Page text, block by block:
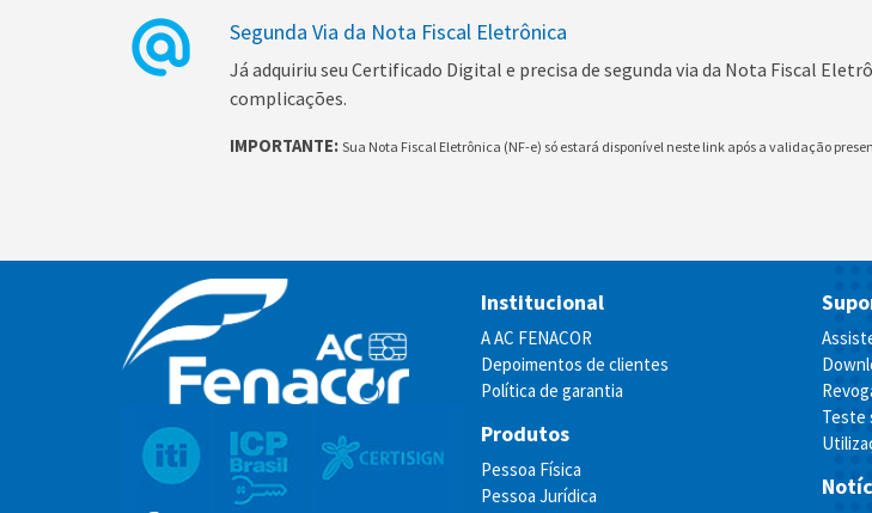
Segunda Via da Nota Fiscal Eletrônica
Já adquiriu seu Certificado Digital e precisa de segunda via da Nota Fiscal
complicações.
IMPORTANTE: Sua Nota Fiscal Eletrônica (NF-e) só estará disponível neste link após a validação
Institucional
A AC FENACOR
Depoimentos de clientes
Política de garantia
Produtos
Pessoa Física
Pessoa Jurídica
Teste